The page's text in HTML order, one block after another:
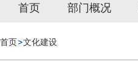
首页 部门概况
首页 文化建设